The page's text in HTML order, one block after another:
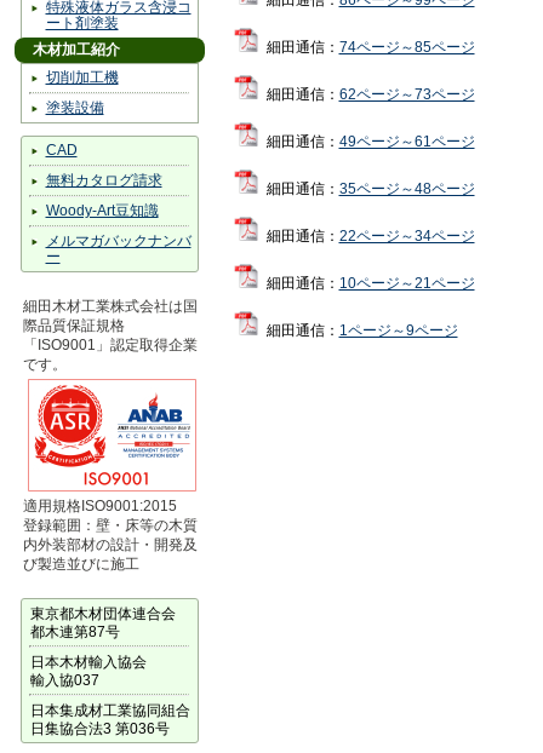
特殊液体ガラス含浸コ
ート剤塗装
木材加工紹介
切削加工機
塗装設備
CAD
無料カタログ請求
Woody-Art豆知識
メルマガバックナンバ
ー
細田木材工業株式会社は国
際品質保証規格
「ISO9001」認定取得企業
です。
適用規格ISO9001:2015
登録範囲：壁・床等の木質
内外装部材の設計・開発及
び製造並びに施工
東京都木材団体連合会
都木連第87号
日本木材輸入協会
輸入協037
日本集成材工業協同組合
日集協合法3 第036号
細田通信： 74ページ～85ページ
細田通信： 62ページ～73ページ
細田通信： 49ページ～61ページ
細田通信： 35ページ～48ページ
細田通信： 22ページ～34ページ
細田通信： 10ページ～21ページ
細田通信： 1ページ～9ページ